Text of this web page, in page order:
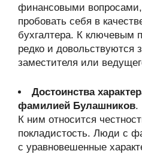
финансовыми
пробовать себя в
бухгалтера. К ключевым
редко и довольствуются
заместителя или
Достоинства
фамилией Булашников.
К ним относится
покладистость. Люди с
с уравновешенные